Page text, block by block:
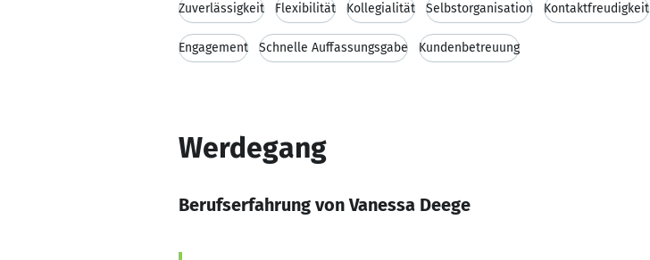
Zuverlässigkeit Flexibilität Kollegialität Selbstorganisation Kontaktfreudigkeit
Engagement Schnelle Auffassungsgabe Kundenbetreuung
Werdegang
Berufserfahrung von Vanessa Deege